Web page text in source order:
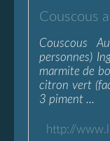
Couscous
personnes)
marmite de
citron vert
3 piment ...